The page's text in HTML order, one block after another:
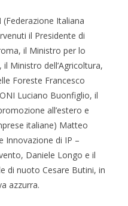
Italiana
il Presidente di
il Ministro per lo
Ministro dell’Agricoltura,
Foreste Francesco
Luciano Buonfiglio, il
all’estero e
italiane) Matteo
Innovazione di IP –
Daniele Longo e il
di nuoto Cesare Butini, in
azzurra.